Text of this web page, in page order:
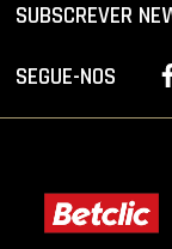
SUBSCREVER
SEGUE-NOS